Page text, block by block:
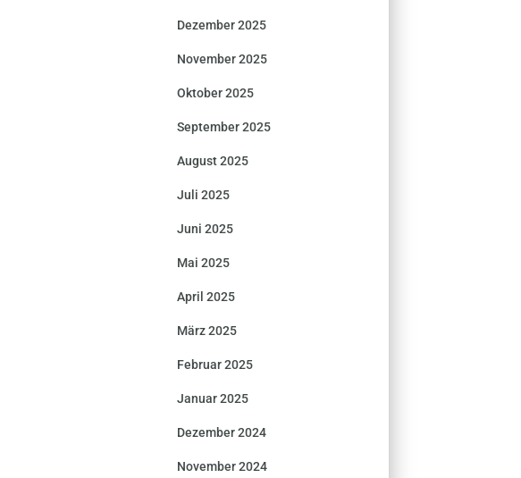
Dezember 2025
November 2025
Oktober 2025
September 2025
August 2025
Juli 2025
Juni 2025
Mai 2025
April 2025
März 2025
Februar 2025
Januar 2025
Dezember 2024
November 2024